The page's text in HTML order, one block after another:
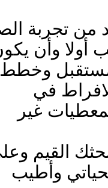
من تجربة
أولا وأن
في
غير
القيم
وأطيب